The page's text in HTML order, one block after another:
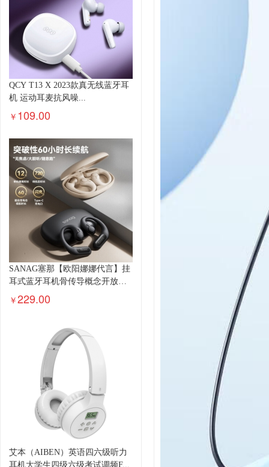
QCY T13 X 2023款真无线蓝牙耳
机 运动耳麦抗风噪...
￥ 109.00
SANAG塞那【欧阳娜娜代言】挂
耳式蓝牙耳机骨传导概念开放
式...
￥229.00
艾本（AIBEN）英语四六级听力
耳机大学生四级六级考试调频F...